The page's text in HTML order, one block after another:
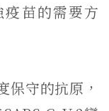
苗的需要方
保守的抗原，